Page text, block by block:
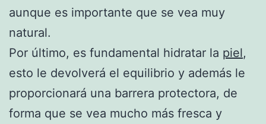
aunque es importante que se vea muy
natural.
Por último, es fundamental hidratar la piel,
esto le devolverá el equilibrio y además le
proporcionará una barrera protectora, de
forma que se vea mucho más fresca y